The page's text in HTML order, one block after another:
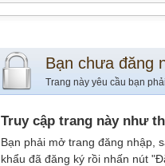
Bạn chưa đăng
Trang này yêu cầu bạn
Truy cập trang này như
Bạn phải mở trang đăng nhập,
khẩu đã đăng ký rồi nhấn nút